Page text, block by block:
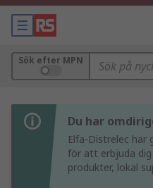
Sök efter MPN
Du har
Elfa-Distrelec har
för att erbjuda
produkter, lokal